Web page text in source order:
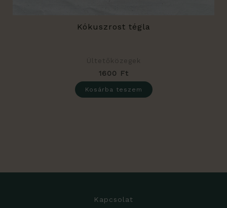
Kókuszrost tégla
Ültetőközegek
1600
Ft
Kosárba teszem
Kapcsolat